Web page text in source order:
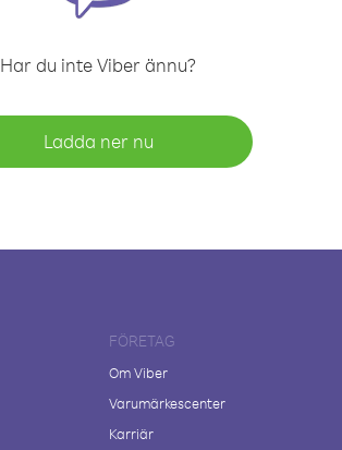
Har du inte Viber ännu?
Ladda ner nu
FÖRETAG
Om Viber
Varumärkescenter
Karriär